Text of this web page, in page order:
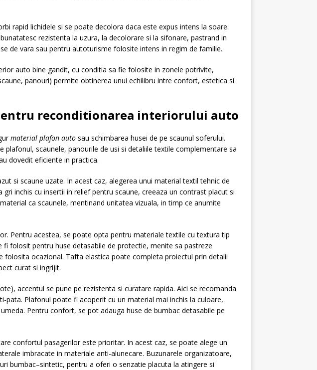
rapid lichidele si se poate decolora daca este expus intens la soare.
rezistenta la uzura, la decolorare si la sifonare, pastrand in
de vara sau pentru autoturisme folosite intens in regim de familie.
auto bine gandit, cu conditia sa fie folosite in zonele potrivite,
panouri) permite obtinerea unui echilibru intre confort, estetica si
reconditionarea interiorului auto
material plafon auto sau schimbarea husei de pe scaunul soferului.
scaunele, panourile de usi si detaliile textile complementare sa
dovedit eficiente in practica.
si scaune uzate. In acest caz, alegerea unui material textil tehnic de
gri inchis cu insertii in relief pentru scaune, creeaza un contrast placut si
ca scaunele, mentinand unitatea vizuala, in timp ce anumite
Pentru acestea, se poate opta pentru materiale textile cu textura tip
fi folosit pentru huse detasabile de protectie, menite sa pastreze
folosita ocazional. Tafta elastica poate completa proiectul prin detalii
curat si ingrijit.
accentul se pune pe rezistenta si curatare rapida. Aici se recomanda
Plafonul poate fi acoperit cu un material mai inchis la culoare,
Pentru confort, se pot adauga huse de bumbac detasabile pe
confortul pasagerilor este prioritar. In acest caz, se poate alege un
imbracate in materiale anti-alunecare. Buzunarele organizatoare,
bumbac–sintetic, pentru a oferi o senzatie placuta la atingere si